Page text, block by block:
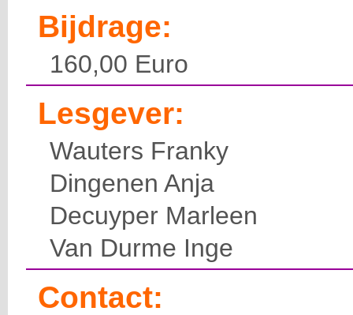
Bijdrage:
160,00 Euro
Lesgever:
Wauters Franky
Dingenen Anja
Decuyper Marleen
Van Durme Inge
Contact: